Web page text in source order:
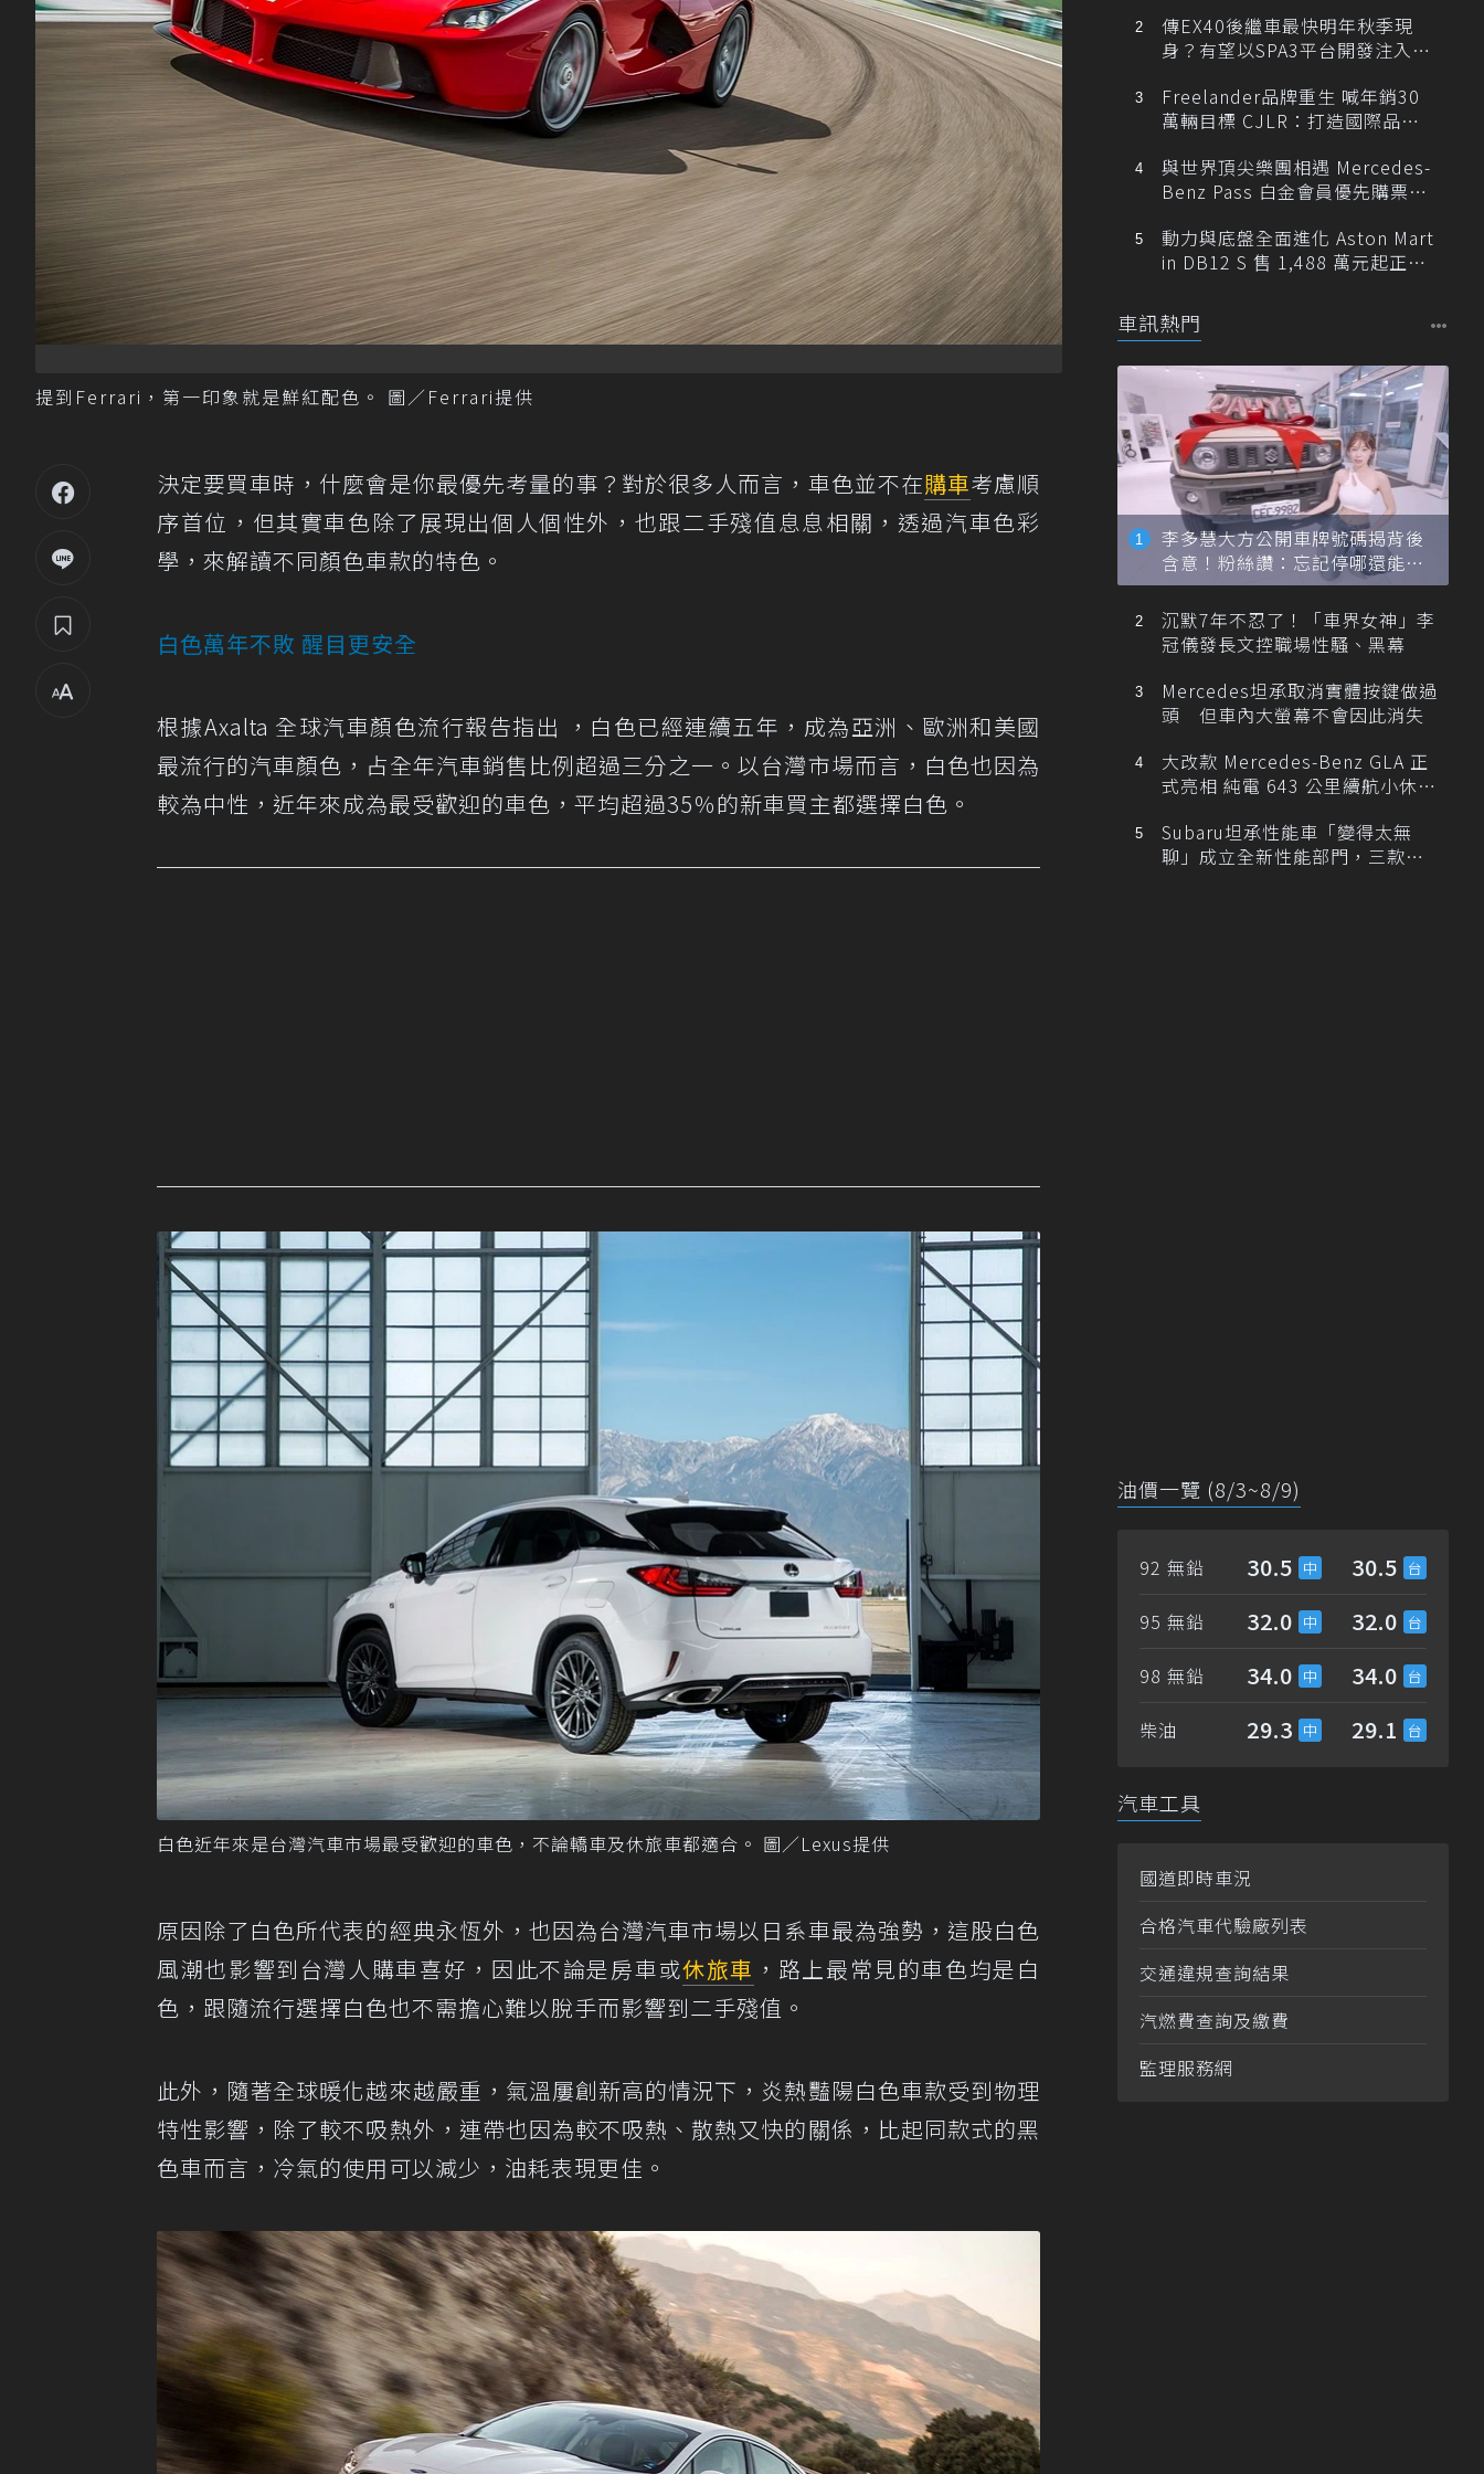
提到Ferrari，第一印象就是鮮紅配色。 圖／Ferrari提供
決定要買車時，什麼會是你最優先考量的事？對於很多人而言，車色並不在購車考慮順
序首位，但其實車色除了展現出個人個性外，也跟二手殘值息息相關，透過汽車色彩
學，來解讀不同顏色車款的特色。
白色萬年不敗 醒目更安全
根據Axalta 全球汽車顏色流行報告指出 ，白色已經連續五年，成為亞洲、歐洲和美國
最流行的汽車顏色，占全年汽車銷售比例超過三分之一。以台灣市場而言，白色也因為
較為中性，近年來成為最受歡迎的車色，平均超過35％的新車買主都選擇白色。
白色近年來是台灣汽車市場最受歡迎的車色，不論轎車及休旅車都適合。 圖／Lexus提供
原因除了白色所代表的經典永恆外，也因為台灣汽車市場以日系車最為強勢，這股白色
風潮也影響到台灣人購車喜好，因此不論是房車或休旅車 ，路上最常見的車色均是白
色，跟隨流行選擇白色也不需擔心難以脫手而影響到二手殘值。
此外，隨著全球暖化越來越嚴重，氣溫屢創新高的情況下，炎熱豔陽白色車款受到物理
特性影響，除了較不吸熱外，連帶也因為較不吸熱、散熱又快的關係，比起同款式的黑
色車而言，冷氣的使用可以減少，油耗表現更佳。
傳EX40後繼車最快明年秋季現
身？有望以SPA3平台開發注入80
Freelander品牌重生 喊年銷30
萬輛目標 CJLR：打造國際品牌
與世界頂尖樂團相遇 Mercedes-
Benz Pass 白金會員優先購票維
動力與底盤全面進化 Aston Mart
in DB12 S 售 1,488 萬元起正式
車訊熱門
李多慧大方公開車牌號碼揭背後
含意！粉絲讚：忘記停哪還能幫
忙找車
沉默7年不忍了！「車界女神」李
冠儀發長文控職場性騷、黑幕
Mercedes坦承取消實體按鍵做過
頭 但車內大螢幕不會因此消失
大改款 Mercedes-Benz GLA 正
式亮相 純電 643 公里續航小休
Subaru坦承性能車「變得太無
聊」成立全新性能部門，三款手
油價一覽 (8/3~8/9)
92 無鉛 30.5 30.5
95 無鉛 32.0 32.0
98 無鉛 34.0 34.0
柴油 29.3 29.1
汽車工具
國道即時車況
合格汽車代驗廠列表
交通違規查詢結果
汽燃費查詢及繳費
監理服務網